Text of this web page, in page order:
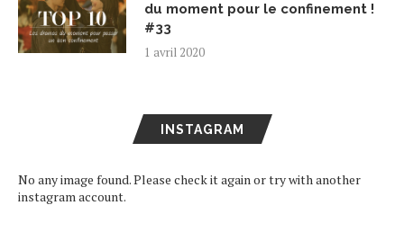
du moment pour le confinement !
#33
1 avril 2020
INSTAGRAM
No any image found. Please check it again or try with another
instagram account.